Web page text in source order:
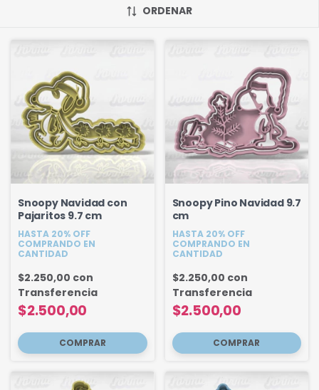
ORDENAR
Snoopy Navidad con
Pajaritos 9.7 cm
HASTA 20% OFF
COMPRANDO EN
CANTIDAD
$2.500,00
$2.250,00 con
Transferencia
Snoopy Pino Navidad 9.7
cm
HASTA 20% OFF
COMPRANDO EN
CANTIDAD
$2.500,00
$2.250,00 con
Transferencia